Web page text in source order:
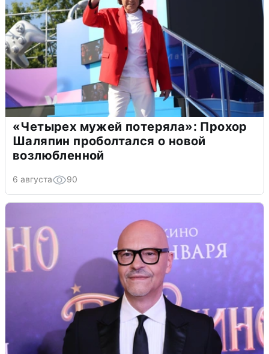
«Четырех мужей потеряла»: Прохор
Шаляпин проболтался о новой
возлюбленной
6 августа 90